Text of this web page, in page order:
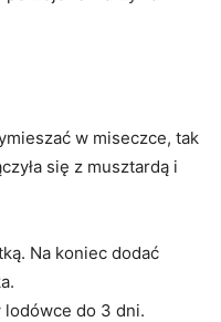
w miseczce, tak
się z musztardą i
Na koniec dodać
lodówce do 3 dni.